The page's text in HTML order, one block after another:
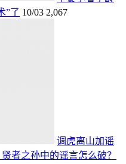
”了 10/03 2,067
调虎离山加谣
者之孙中的谣言怎么破？